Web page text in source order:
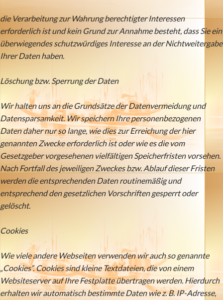
die Verarbeitung zur Wahrung berechtigter Interessen
erforderlich ist und kein Grund zur Annahme besteht, dass Sie ein
überwiegendes schutzwürdiges Interesse an der Nichtweitergabe
Ihrer Daten haben.
Löschung bzw. Sperrung der Daten
Wir halten uns an die Grundsätze der Datenvermeidung und
Datensparsamkeit. Wir speichern Ihre personenbezogenen
Daten daher nur so lange, wie dies zur Erreichung der hier
genannten Zwecke erforderlich ist oder wie es die vom
Gesetzgeber vorgesehenen vielfältigen Speicherfristen vorsehen.
Nach Fortfall des jeweiligen Zweckes bzw. Ablauf dieser Fristen
werden die entsprechenden Daten routinemäßig und
entsprechend den gesetzlichen Vorschriften gesperrt oder
gelöscht.
Cookies
Wie viele andere Webseiten verwenden wir auch so genannte
„Cookies“. Cookies sind kleine Textdateien, die von einem
Websiteserver auf Ihre Festplatte übertragen werden. Hierdurch
erhalten wir automatisch bestimmte Daten wie z. B. IP-Adresse,